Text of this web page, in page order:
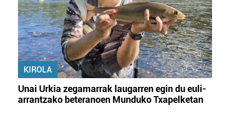
KIROLA
Unai Urkia zegamarrak laugarren egin du euli-
arrantzako beteranoen Munduko Txapelketan